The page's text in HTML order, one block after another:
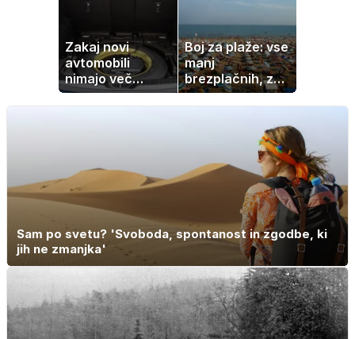
Zakaj novi
avtomobili
nimajo več
rezervne gume?
Boj za plaže: vse
manj
brezplačnih, za
ležalnik in
senčnik tudi več
Sam po svetu? 'Svoboda, spontanost in zgodbe, ki
jih ne zmanjka'